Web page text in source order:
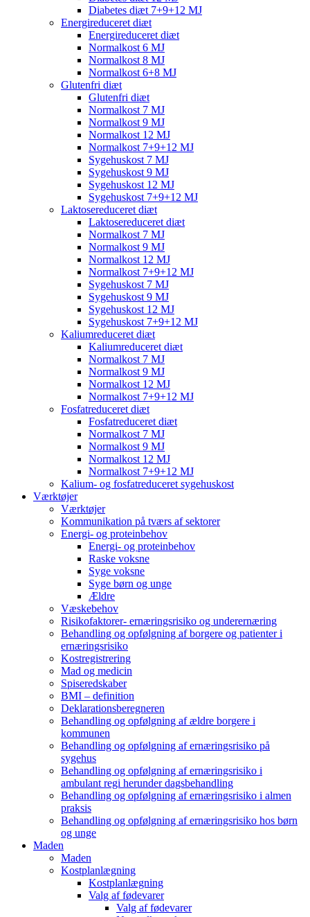
Diabetes diæt 7+9+12 MJ
Energireduceret diæt
Energireduceret diæt
Normalkost 6 MJ
Normalkost 8 MJ
Normalkost 6+8 MJ
Glutenfri diæt
Glutenfri diæt
Normalkost 7 MJ
Normalkost 9 MJ
Normalkost 12 MJ
Normalkost 7+9+12 MJ
Sygehuskost 7 MJ
Sygehuskost 9 MJ
Sygehuskost 12 MJ
Sygehuskost 7+9+12 MJ
Laktosereduceret diæt
Laktosereduceret diæt
Normalkost 7 MJ
Normalkost 9 MJ
Normalkost 12 MJ
Normalkost 7+9+12 MJ
Sygehuskost 7 MJ
Sygehuskost 9 MJ
Sygehuskost 12 MJ
Sygehuskost 7+9+12 MJ
Kaliumreduceret diæt
Kaliumreduceret diæt
Normalkost 7 MJ
Normalkost 9 MJ
Normalkost 12 MJ
Normalkost 7+9+12 MJ
Fosfatreduceret diæt
Fosfatreduceret diæt
Normalkost 7 MJ
Normalkost 9 MJ
Normalkost 12 MJ
Normalkost 7+9+12 MJ
Kalium- og fosfatreduceret sygehuskost
Værktøjer
Værktøjer
Kommunikation på tværs af sektorer
Energi- og proteinbehov
Energi- og proteinbehov
Raske voksne
Syge voksne
Syge børn og unge
Ældre
Væskebehov
Risikofaktorer- ernæringsrisiko og underernæring
Behandling og opfølgning af borgere og patienter i
ernæringsrisiko
Kostregistrering
Mad og medicin
Spiseredskaber
BMI – definition
Deklarationsberegneren
Behandling og opfølgning af ældre borgere i
kommunen
Behandling og opfølgning af ernæringsrisiko på
sygehus
Behandling og opfølgning af ernæringsrisiko i
ambulant regi herunder dagsbehandling
Behandling og opfølgning af ernæringsrisiko i almen
praksis
Behandling og opfølgning af ernæringsrisiko hos børn
og unge
Maden
Maden
Kostplanlægning
Kostplanlægning
Valg af fødevarer
Valg af fødevarer